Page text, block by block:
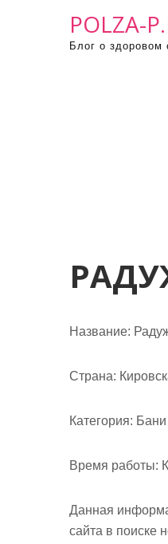
POLZA-
Блог о здоровом
Название:
Страна:
Категория:
Время работы:
Данная
сайта в поиске